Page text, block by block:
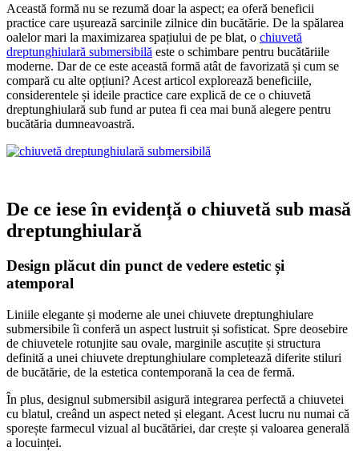
Această formă nu se rezumă doar la aspect; ea oferă beneficii
practice care ușurează sarcinile zilnice din bucătărie. De la spălarea
oalelor mari la maximizarea spațiului de pe blat, o chiuvetă
dreptunghiulară submersibilă este o schimbare pentru bucătăriile
moderne. Dar de ce este această formă atât de favorizată și cum se
compară cu alte opțiuni? Acest articol explorează beneficiile,
considerentele și ideile practice care explică de ce o chiuvetă
dreptunghiulară sub fund ar putea fi cea mai bună alegere pentru
bucătăria dumneavoastră.
De ce iese în evidență o chiuvetă sub masă
dreptunghiulară
Design plăcut din punct de vedere estetic și
atemporal
Liniile elegante și moderne ale unei chiuvete dreptunghiulare
submersibile îi conferă un aspect lustruit și sofisticat. Spre deosebire
de chiuvetele rotunjite sau ovale, marginile ascuțite și structura
definită a unei chiuvete dreptunghiulare completează diferite stiluri
de bucătărie, de la estetica contemporană la cea de fermă.
În plus, designul submersibil asigură integrarea perfectă a chiuvetei
cu blatul, creând un aspect neted și elegant. Acest lucru nu numai că
sporește farmecul vizual al bucătăriei, dar crește și valoarea generală
a locuinței.